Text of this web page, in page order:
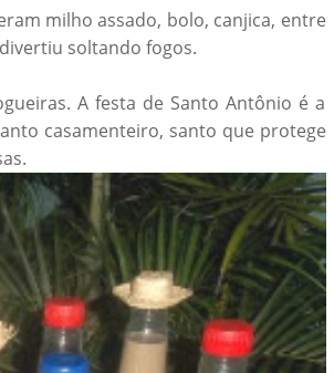
milho assado, bolo, canjica, entre
soltando fogos.
A festa de Santo Antônio é a
casamenteiro, santo que protege